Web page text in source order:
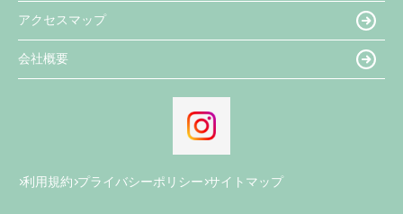
アクセスマップ
会社概要
利用規約 プライバシーポリシー サイトマップ